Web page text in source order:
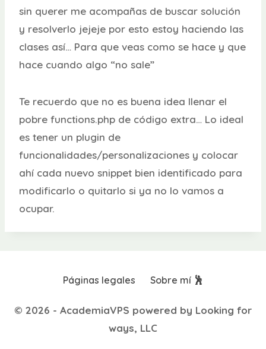
sin querer me acompañas de buscar solución
y resolverlo jejeje por esto estoy haciendo las
clases así… Para que veas como se hace y que
hace cuando algo “no sale”
Te recuerdo que no es buena idea llenar el
pobre functions.php de código extra… Lo ideal
es tener un plugin de
funcionalidades/personalizaciones y colocar
ahí cada nuevo snippet bien identificado para
modificarlo o quitarlo si ya no lo vamos a
ocupar.
Páginas legales Sobre mí 🕺
© 2026 - AcademiaVPS powered by Looking for
ways, LLC